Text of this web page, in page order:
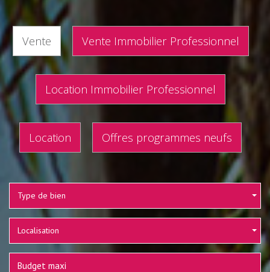
Vente Vente Immobilier Professionnel
Location Immobilier Professionnel
Location Offres programmes neufs
Type de bien
Localisation